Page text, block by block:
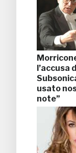
l’accusa
usato
note”